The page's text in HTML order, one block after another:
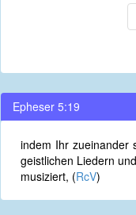
Epheser 5:19
indem Ihr zueinander
geistlichen Liedern
musiziert, (RcV)